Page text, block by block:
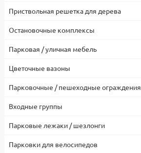
Приствольная решетка для дерева
Остановочные комплексы
Парковая / уличная мебель
Цветочные вазоны
Парковочные / пешеходные ограждения
Входные группы
Парковые лежаки / шезлонги
Парковки для велосипедов